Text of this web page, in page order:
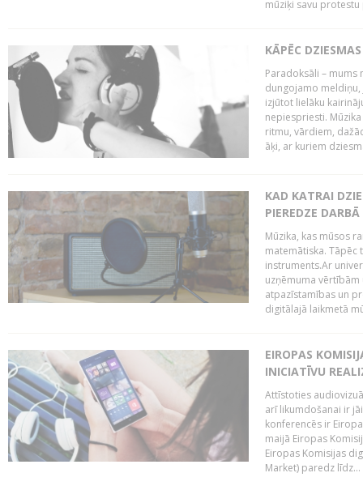
mūziķi savu
KĀPĒC
Paradoksāli – mums
dungojamo
izjūtot lielāku
nepiespriesti.
ritmu, vārdiem,
āķi, ar kuriem
KAD KATRAI
PIEREDZE
Mūzika, kas mūsos
matemātiska. Tāpēc
instruments.Ar
uzņēmuma
atpazīstamības un
digitālajā laikmetā
EIROPAS
INICIATĪVU
Attīstoties
arī likumdošanai ir
konferencēs ir
maijā Eiropas
Eiropas Komisijas
Market) paredz līdz...